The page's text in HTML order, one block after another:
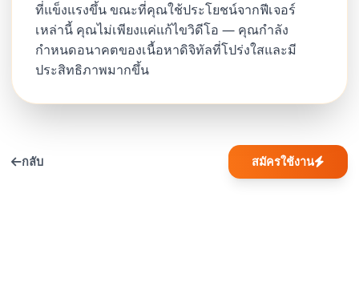
ที่แข็งแรงขึ้น ขณะที่คุณใช้ประโยชน์จากฟีเจอร์
เหล่านี้ คุณไม่เพียงแค่แก้ไขวิดีโอ — คุณกำลัง
กำหนดอนาคตของเนื้อหาดิจิทัลที่โปร่งใสและมี
ประสิทธิภาพมากขึ้น
กลับ สมัครใช้งาน